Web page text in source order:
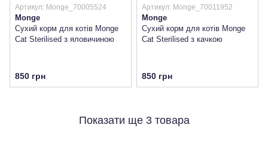
Артикул: Monge_70005524
Monge
Сухий корм для котів Monge
Cat Sterilised з яловичиною
850 грн
Артикул: Monge_70011952
Monge
Сухий корм для котів Monge
Cat Sterilised з качкою
850 грн
Показати ще 3 товара